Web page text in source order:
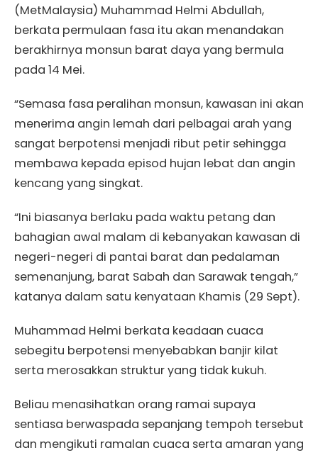
(MetMalaysia) Muhammad Helmi Abdullah,
berkata permulaan fasa itu akan menandakan
berakhirnya monsun barat daya yang bermula
pada 14 Mei.
“Semasa fasa peralihan monsun, kawasan ini akan
menerima angin lemah dari pelbagai arah yang
sangat berpotensi menjadi ribut petir sehingga
membawa kepada episod hujan lebat dan angin
kencang yang singkat.
“Ini biasanya berlaku pada waktu petang dan
bahagian awal malam di kebanyakan kawasan di
negeri-negeri di pantai barat dan pedalaman
semenanjung, barat Sabah dan Sarawak tengah,”
katanya dalam satu kenyataan Khamis (29 Sept).
Muhammad Helmi berkata keadaan cuaca
sebegitu berpotensi menyebabkan banjir kilat
serta merosakkan struktur yang tidak kukuh.
Beliau menasihatkan orang ramai supaya
sentiasa berwaspada sepanjang tempoh tersebut
dan mengikuti ramalan cuaca serta amaran yang